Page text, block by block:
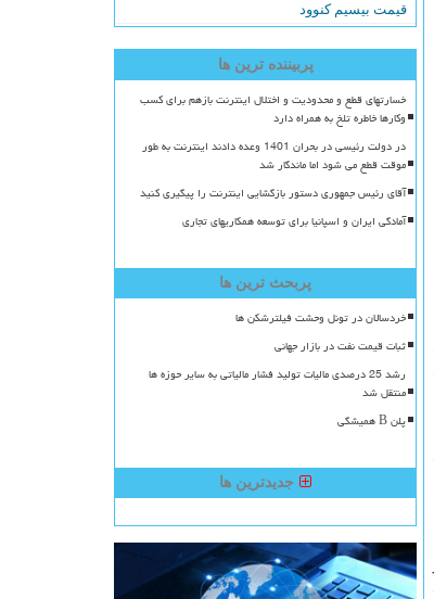
قیمت بیسیم کنوود
پربیننده ترین ها
خسارتهای قطع و محدودیت و اختلال اینترنت بازهم برای کسب
وکارها خاطره تلخ به همراه دارد
در دولت رئیسی در بحران 1401 وعده دادند اینترنت به طور
موقت قطع می شود اما ماندگار شد
آقای رئیس جمهوری دستور بازگشایی اینترنت را پیگیری کنید
آمادگی ایران و اسپانیا برای توسعه همکاریهای تجاری
پربحث ترین ها
خردسالان در تونل وحشت فیلترشکن ها
ثبات قیمت نفت در بازار جهانی
رشد 25 درصدی مالیات تولید فشار مالیاتی به سایر حوزه ها
منتقل شد
پلن B همیشگی
جدیدترین ها